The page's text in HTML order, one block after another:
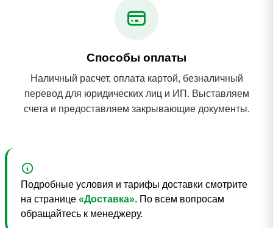
Способы оплаты
Наличный расчет, оплата картой, безналичный
перевод для юридических лиц и ИП. Выставляем
счета и предоставляем закрывающие документы.
Подробные условия и тарифы доставки смотрите
на странице «Доставка». По всем вопросам
обращайтесь к менеджеру.